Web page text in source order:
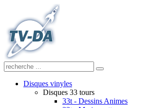
Disques vinyles
Disques 33 tours
33t - Dessins Animes